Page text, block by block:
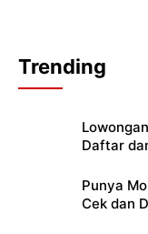
Trending
Daftar
Punya
Cek dan